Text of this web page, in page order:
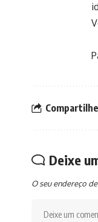
Deixe
O seu endereço